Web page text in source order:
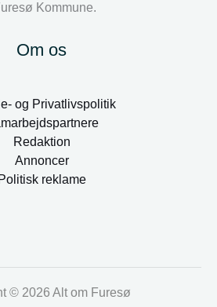
Kommune.
Om os
og Privatlivspolitik
Redaktion
Annoncer
Politisk reklame
© 2026 Alt om Furesø